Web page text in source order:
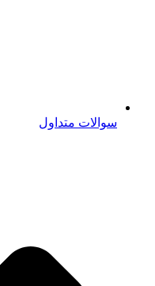
سوالات متداول